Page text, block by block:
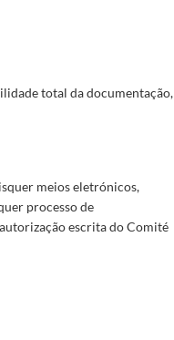
total da documentação,
meios eletrónicos,
processo de
escrita do Comité